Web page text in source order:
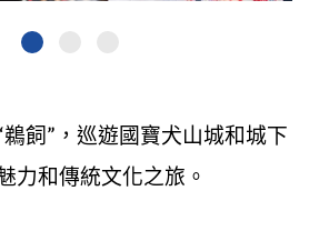
飼”，巡遊國寶犬山城和城下
力和傳統文化之旅。